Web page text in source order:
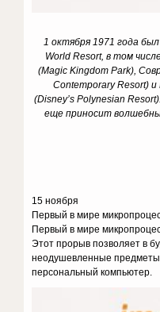
1 октября 1971 года
World Resort, в том
(Magic Kingdom Park),
Contemporary Resort)
(Disney’s Polynesian
еще приносит
15 ноября
Первый в мире
Первый в мире
Этот прорыв позволяет в
неодушевленные предметы
персональный компьютер.